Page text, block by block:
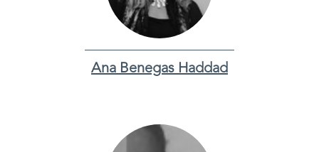
Ana Benegas Haddad